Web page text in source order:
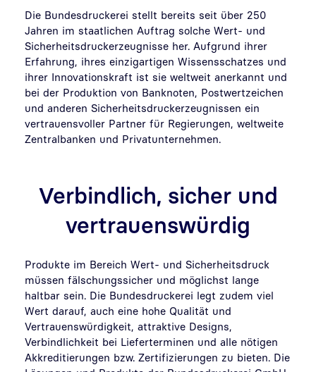
Die Bundesdruckerei stellt bereits seit über 250
Jahren im staatlichen Auftrag solche Wert- und
Sicherheitsdruckerzeugnisse her. Aufgrund ihrer
Erfahrung, ihres einzigartigen Wissensschatzes und
ihrer Innovationskraft ist sie weltweit anerkannt und
bei der Produktion von Banknoten, Postwertzeichen
und anderen Sicherheitsdruckerzeugnissen ein
vertrauensvoller Partner für Regierungen, weltweite
Zentralbanken und Privatunternehmen.
Verbindlich, sicher und
vertrauenswürdig
Produkte im Bereich Wert- und Sicherheitsdruck
müssen fälschungssicher und möglichst lange
haltbar sein. Die Bundesdruckerei legt zudem viel
Wert darauf, auch eine hohe Qualität und
Vertrauenswürdigkeit, attraktive Designs,
Verbindlichkeit bei Lieferterminen und alle nötigen
Akkreditierungen bzw. Zertifizierungen zu bieten. Die